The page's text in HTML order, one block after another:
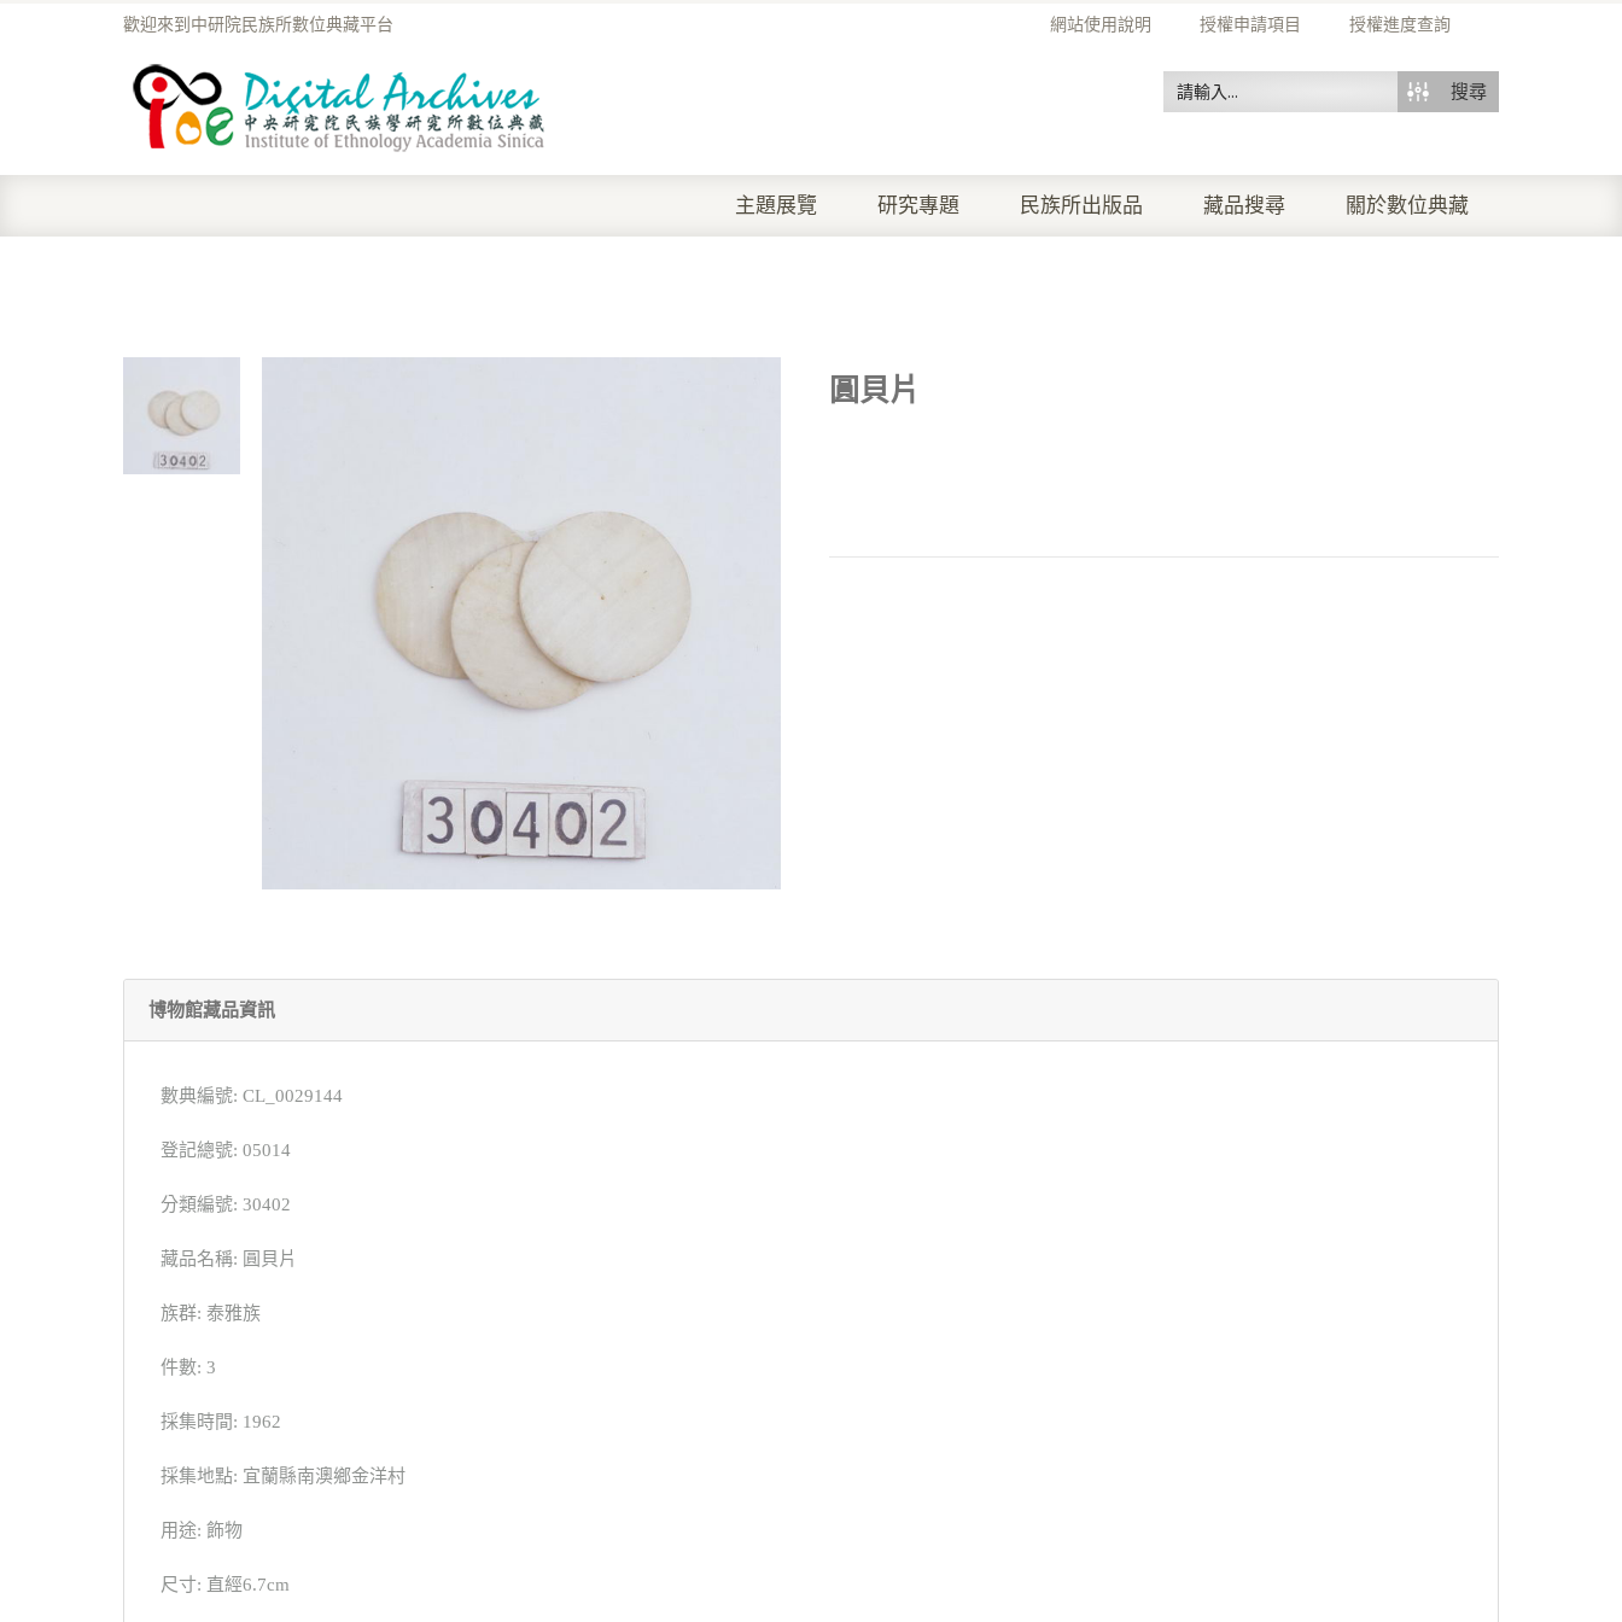
網站使用說明 授權申請項目 授權進度查詢
歡迎來到中研院民族所數位典藏平台
搜尋
主題展覽 研究專題 民族所出版品 藏品搜尋 關於數位典藏
圓貝片
博物館藏品資訊
數典編號: CL_0029144
登記總號: 05014
分類編號: 30402
藏品名稱: 圓貝片
族群: 泰雅族
件數: 3
採集時間: 1962
採集地點: 宜蘭縣南澳鄉金洋村
用途: 飾物
尺寸: 直經6.7cm